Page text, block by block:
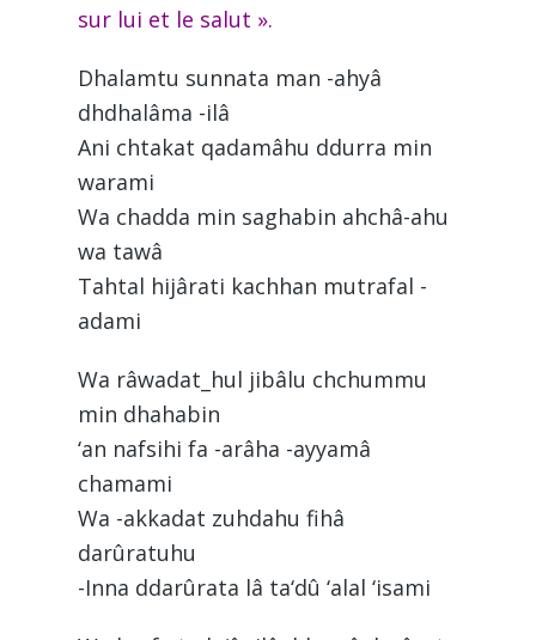
sur lui et le salut ».
Dhalamtu sunnata man -ahyâ
dhdhalâma -ilâ
Ani chtakat qadamâhu ddurra min
warami
Wa chadda min saghabin ahchâ-ahu
wa tawâ
Tahtal hijârati kachhan mutrafal -
adami
Wa râwadat_hul jibâlu chchummu
min dhahabin
‘an nafsihi fa -arâha -ayyamâ
chamami
Wa -akkadat zuhdahu fihâ
darûratuhu
-Inna ddarûrata lâ ta‘dû ‘alal ‘isami